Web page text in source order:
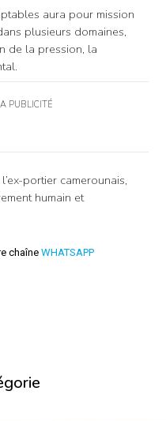
aura pour mission
plusieurs domaines,
de la pression, la
PUBLICITÉ
portier camerounais,
humain et
chaîne WHATSAPP